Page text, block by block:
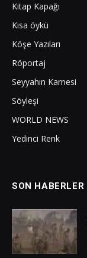
Kitap Kapağı
Kısa öykü
Köşe Yazıları
Röportaj
Seyyahın Karnesi
Söyleşi
WORLD NEWS
Yedinci Renk
SON HABERLER